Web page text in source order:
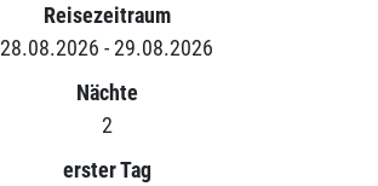
Reisezeitraum
28.08.2026 - 29.08.2026
Nächte
2
erster Tag